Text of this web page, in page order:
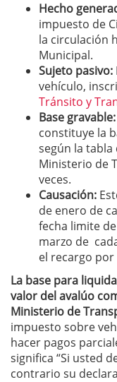
Hecho
impuesto de
la circulación
Municipal.
Sujeto pasivo:
vehículo,
Tránsito y
Base gravable:
constituye la
según la
Ministerio de
veces.
Causación:
de enero de
fecha limite
marzo de
el recargo
La base para
valor del avalúo
Ministerio de
impuesto sobre
hacer pagos
significa “Si usted
contrario su